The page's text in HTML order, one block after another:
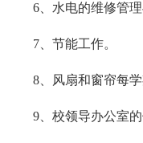
6、水电的维修管理
7、节能工作。
8、风扇和窗帘每学
9、校领导办公室